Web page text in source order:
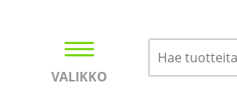
VALIKKO